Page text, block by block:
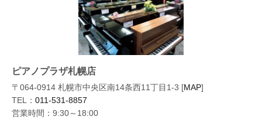
ピアノプラザ札幌店
〒064-0914 札幌市中央区南14条西11丁目1-3 [MAP]
TEL： 011-531-8857
営業時間：9:30～18:00